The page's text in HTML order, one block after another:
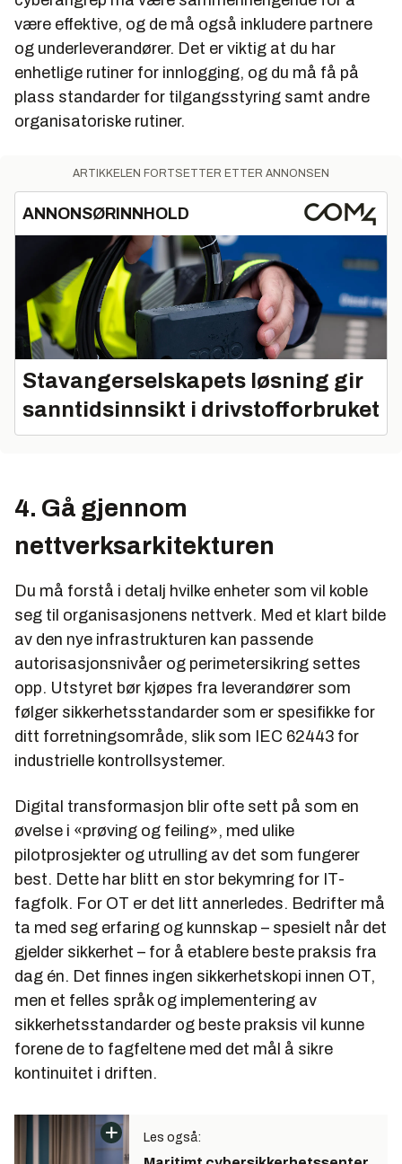
være effektive, og de må også inkludere partnere
og underleverandører. Det er viktig at du har
enhetlige rutiner for innlogging, og du må få på
plass standarder for tilgangsstyring samt andre
organisatoriske rutiner.
ARTIKKELEN FORTSETTER ETTER ANNONSEN
ANNONSØRINNHOLD
Stavangerselskapets løsning gir
sanntidsinnsikt i drivstofforbruket
4. Gå gjennom
nettverksarkitekturen
Du må forstå i detalj hvilke enheter som vil koble
seg til organisasjonens nettverk. Med et klart bilde
av den nye infrastrukturen kan passende
autorisasjonsnivåer og perimetersikring settes
opp. Utstyret bør kjøpes fra leverandører som
følger sikkerhetsstandarder som er spesifikke for
ditt forretningsområde, slik som IEC 62443 for
industrielle kontrollsystemer.
Digital transformasjon blir ofte sett på som en
øvelse i «prøving og feiling», med ulike
pilotprosjekter og utrulling av det som fungerer
best. Dette har blitt en stor bekymring for IT-
fagfolk. For OT er det litt annerledes. Bedrifter må
ta med seg erfaring og kunnskap – spesielt når det
gjelder sikkerhet – for å etablere beste praksis fra
dag én. Det finnes ingen sikkerhetskopi innen OT,
men et felles språk og implementering av
sikkerhetsstandarder og beste praksis vil kunne
forene de to fagfeltene med det mål å sikre
kontinuitet i driften.
Les også: